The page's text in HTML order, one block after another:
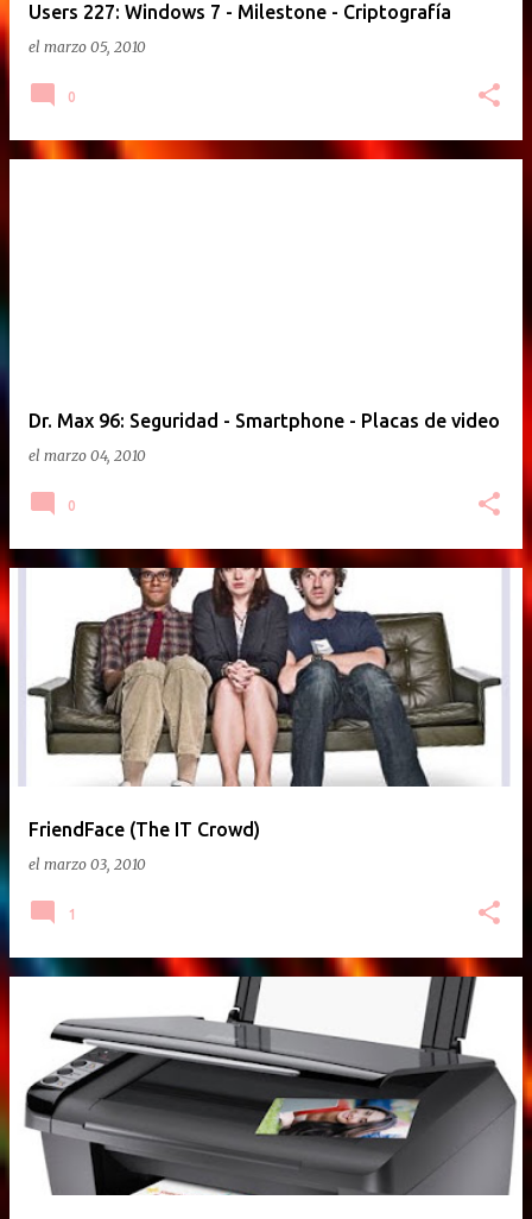
Users 227: Windows 7 - Milestone - Criptografía
el marzo 05, 2010
0
Dr. Max 96: Seguridad - Smartphone - Placas de video
el marzo 04, 2010
0
FriendFace (The IT Crowd)
el marzo 03, 2010
1